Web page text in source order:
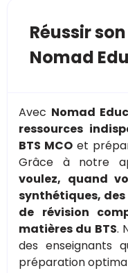
Réussir
Nomad
Avec Nomad
ressources
BTS MCO et
Grâce à notre
voulez, quand
synthétiques,
de révision
matières du BTS.
des enseignants
préparation